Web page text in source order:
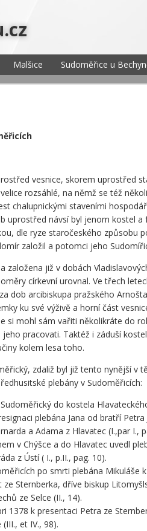
Malšice Sudoměřice u
vesnice, skorem uprostřed
rozsáhlé, na němž se též
chalupnickými staveními
uprostřed návsí byl jenom kostel a
dle ryze staročeského způsobu
založil a potomci jeho
založena již v dobách
církevní urovnal. Ve třech
dob arcibiskupa pražského
ku své výživě a horní část
si mohl sám vařiti několikráte do
pracovati. Taktéž i záduší
kolem lesa toho.
zdaliž byl již tento nynější v
plebány v Sudoměřicích:
do kostela
plebána Jana od bratří
a Adama z Hlavatec (I.,par I.,
v Chýšce a do Hlavatec uvedl
z Ústí ( I., p.II., pag. 10).
po smrti plebána Mikuláše
Sternberka, dříve biskup
ze Selce (II., 14).
1378 k presentaci Petra ze
et IV., 98).